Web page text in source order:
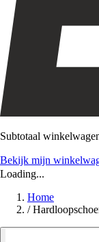
Subtotaal
Bekijk mijn
Loading...
Home
/